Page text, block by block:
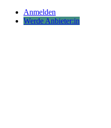
Anmelden
Werde Anbieter:in